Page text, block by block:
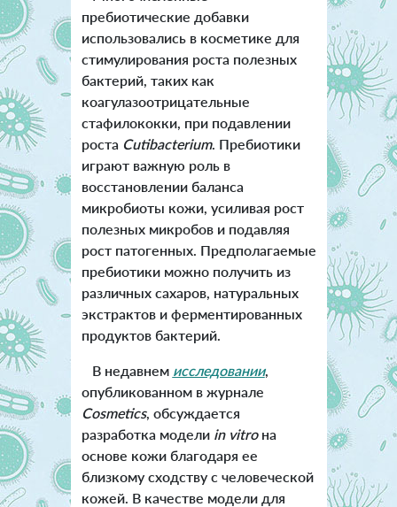
пребиотические добавки
использовались в косметике для
стимулирования роста полезных
бактерий, таких как
коагулазоотрицательные
стафилококки, при подавлении
роста Cutibacterium. Пребиотики
играют важную роль в
восстановлении баланса
микробиоты кожи, усиливая рост
полезных микробов и подавляя
рост патогенных. Предполагаемые
пребиотики можно получить из
различных сахаров, натуральных
экстрактов и ферментированных
продуктов бактерий.
В недавнем исследовании,
опубликованном в журнале
Cosmetics, обсуждается
разработка модели in vitroна
основе кожи благодаря ее
близкому сходству с человеческой
кожей. В качестве модели для